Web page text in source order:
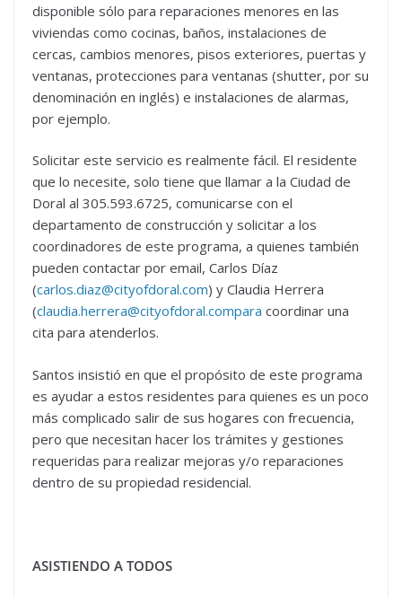
disponible sólo para reparaciones menores en las
viviendas como cocinas, baños, instalaciones de
cercas, cambios menores, pisos exteriores, puertas y
ventanas, protecciones para ventanas (shutter, por su
denominación en inglés) e instalaciones de alarmas,
por ejemplo.
Solicitar este servicio es realmente fácil. El residente
que lo necesite, solo tiene que llamar a la Ciudad de
Doral al 305.593.6725, comunicarse con el
departamento de construcción y solicitar a los
coordinadores de este programa, a quienes también
pueden contactar por email, Carlos Díaz
(carlos.diaz@cityofdoral.com) y Claudia Herrera
(claudia.herrera@cityofdoral.compara coordinar una
cita para atenderlos.
Santos insistió en que el propósito de este programa
es ayudar a estos residentes para quienes es un poco
más complicado salir de sus hogares con frecuencia,
pero que necesitan hacer los trámites y gestiones
requeridas para realizar mejoras y/o reparaciones
dentro de su propiedad residencial.
ASISTIENDO A TODOS